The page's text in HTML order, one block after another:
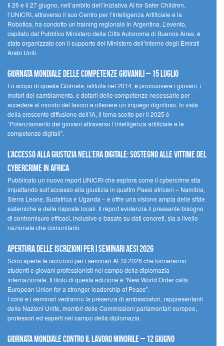
Il 26 e il 27 giugno, nell’ambito dell’iniziativa AI for Safer Children,
l’UNICRI, attraverso il suo Centro per l’Intelligenza Artificiale e la
Robotica, ha condotto un training regionale in Argentina. L’evento,
ospitato dal Pubblico Ministero della Città Autonoma di Buenos Aires, è
stato organizzato con il supporto del Ministero dell’Interno degli Emirati
Arabi Uniti.
Giornata Mondiale delle Competenze Giovanili – 15 luglio
Lo scopo di questa Giornata, istituita nel 2014, è promuovere i giovani, i
motori del cambiamento, e dotarli delle competenze necessarie per
accedere al mondo del lavoro e ottenere un impiego dignitoso. In vista
della crescente diffusione dell’IA, il tema scelto per il 2025 è
“Potenziamento dei giovani attraverso l’intelligenza artificiale e le
competenze digitali”.
L’accesso alla giustizia nell’era digitale: sostegno alle vittime del
cybercrime in Africa
Pubblicato un nuovo report UNICRI che esplora come il cybercrime stia
impattando sull’accesso alla giustizia in quattro Paesi africani – Namibia,
Sierra Leone, Sudafrica e Uganda – e offre una visione ampia delle sfide
sistemiche e delle risposte locali. Il report evidenzia il pressante bisogno
di contromisure efficaci, inclusive e basate su dati concreti, sia a livello
nazionale che comunitario.
Apertura delle iscrizioni per i seminari AESI 2026
Sono aperte le iscrizioni per i seminari AESI 2026 che formeranno
studenti e giovani professionisti nel campo della diplomazia
internazionale. Il titolo di questa edizione è “New World Order calls
European Union for a stronger leadership of Peace”.
I corsi e i seminari vedranno la presenza di ambasciatori, rappresentanti
delle Nazioni Unite, membri delle Commissioni parlamentari europee,
professori ed esperti nel campo della diplomazia.
Giornata mondiale contro il lavoro minorile – 12 giugno